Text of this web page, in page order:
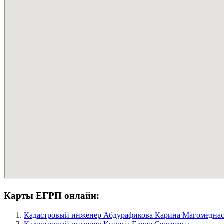
Карты ЕГРП онлайн:
Кадастровый инженер Абдурафикова Карина